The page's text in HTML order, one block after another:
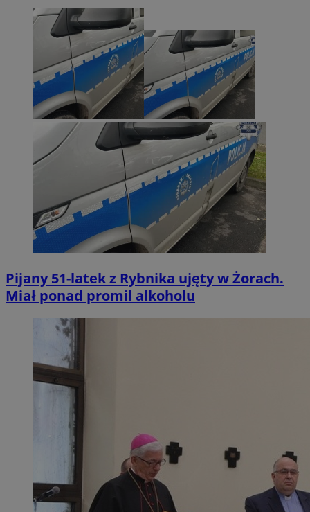
Pijany 51-latek z Rybnika ujęty w Żorach.
Miał ponad promil alkoholu